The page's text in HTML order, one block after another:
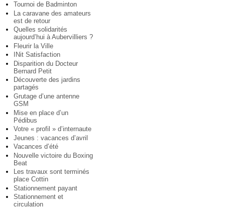
Tournoi de Badminton
La caravane des amateurs
est de retour
Quelles solidarités
aujourd’hui à Aubervilliers ?
Fleurir la Ville
INit Satisfaction
Disparition du Docteur
Bernard Petit
Découverte des jardins
partagés
Grutage d’une antenne
GSM
Mise en place d’un
Pédibus
Votre « profil » d’internaute
Jeunes : vacances d’avril
Vacances d’été
Nouvelle victoire du Boxing
Beat
Les travaux sont terminés
place Cottin
Stationnement payant
Stationnement et
circulation